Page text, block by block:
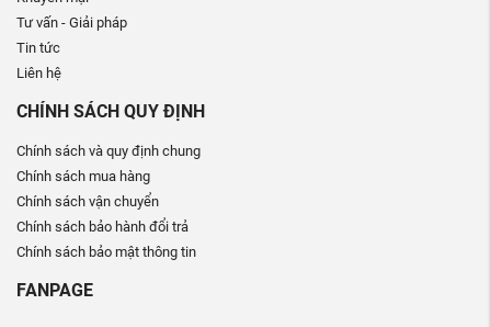
Tư vấn - Giải pháp
Tin tức
Liên hệ
CHÍNH SÁCH QUY ĐỊNH
Chính sách và quy định chung
Chính sách mua hàng
Chính sách vận chuyển
Chính sách bảo hành đổi trả
Chính sách bảo mật thông tin
FANPAGE